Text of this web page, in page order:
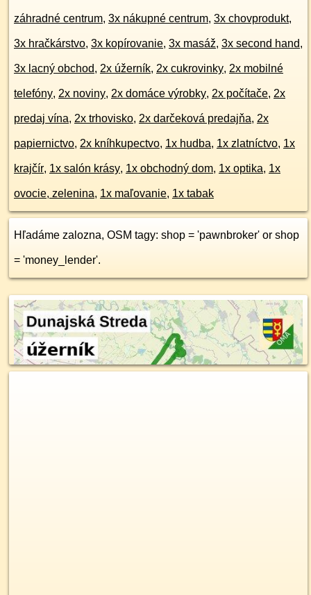
záhradné centrum, 3x nákupné centrum, 3x chovprodukt,
3x hračkárstvo, 3x kopírovanie, 3x masáž, 3x second hand,
3x lacný obchod, 2x úžerník, 2x cukrovinky, 2x mobilné
telefóny, 2x noviny, 2x domáce výrobky, 2x počítače, 2x
predaj vína, 2x trhovisko, 2x darčeková predajňa, 2x
papiernictvo, 2x kníhkupectvo, 1x hudba, 1x zlatníctvo, 1x
krajčír, 1x salón krásy, 1x obchodný dom, 1x optika, 1x
ovocie, zelenina, 1x maľovanie, 1x tabak
Hľadáme zalozna, OSM tagy: shop = 'pawnbroker' or shop
= 'money_lender'.